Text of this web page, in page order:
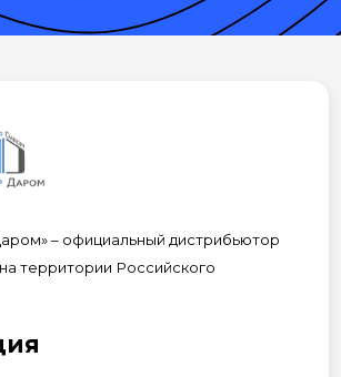
– официальный дистрибьютор
территории Российского